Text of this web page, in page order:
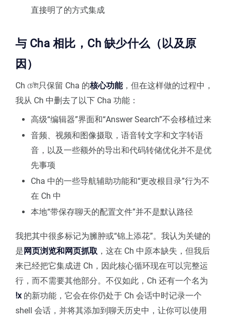
直接明了的方式集成
与 Cha 相比，Ch 缺少什么（以及原
因）
Ch চেষ্টা只保留 Cha 的核心功能，但在这样做的过程中，
我从 Ch 中删去了以下 Cha 功能：
高级“编辑器”界面和“Answer Search”不会移植过来
音频、视频和图像摄取，语音转文字和文字转语
音，以及一些额外的导出和代码转储优化并不是优
先事项
Cha 中的一些导航辅助功能和“更改根目录”行为不
在 Ch 中
本地“带保存聊天的配置文件”并不是默认路径
我把其中很多标记为臃肿或“锦上添花”。我认为关键的
是 网页浏览和网页抓取 ，这在 Ch 中原本缺失，但我后
来已经把它集成进 Ch，因此核心循环现在可以完整运
行，而不需要其他部分。不仅如此，Ch 还有一个名为
!x的新功能，它会在你仍处于 Ch 会话中时记录一个
shell 会话，并将其添加到聊天历史中，让你可以使用